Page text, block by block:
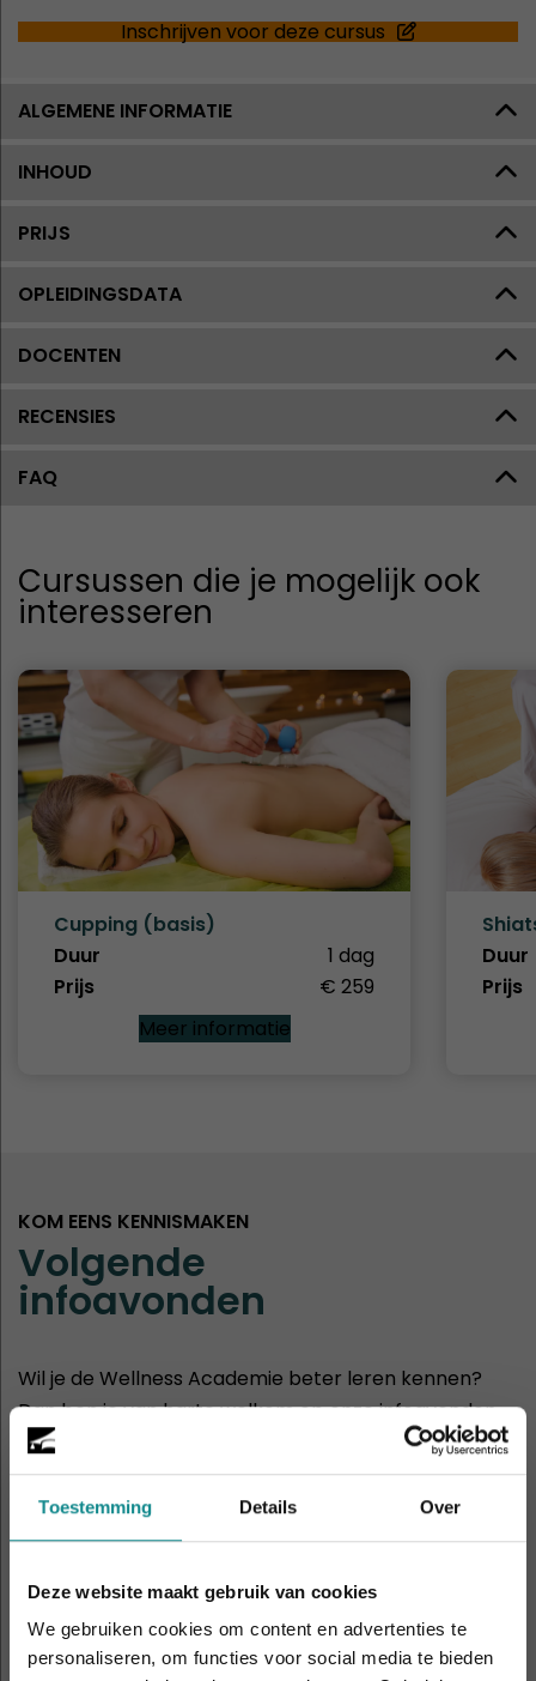
Toestemming Details Over
Deze website maakt gebruik van cookies
We gebruiken cookies om content en advertenties te
personaliseren, om functies voor social media te bieden
Inschrijven voor deze cursus
ALGEMENE INFORMATIE
INHOUD
PRIJS
OPLEIDINGSDATA
DOCENTEN
RECENSIES
FAQ
Cursussen die je mogelijk ook
interesseren
Cupping (basis)
Duur
1 dag
Prijs
€ 259
Meer informatie
Duur
Prijs
KOM EENS KENNISMAKEN
Volgende
infoavonden
Wil je de Wellness Academie beter leren kennen?
Dan ben je van harte welkom op onze infoavonden
of opendagen.
30
aug
Hasselt
11:00 - 14:00
sep 19:00 - 21:00